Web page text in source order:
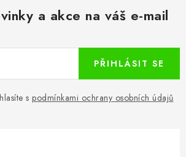
a akce na váš e-mail
s podmínkami ochrany osobních údajů
PŘIHLÁSIT SE